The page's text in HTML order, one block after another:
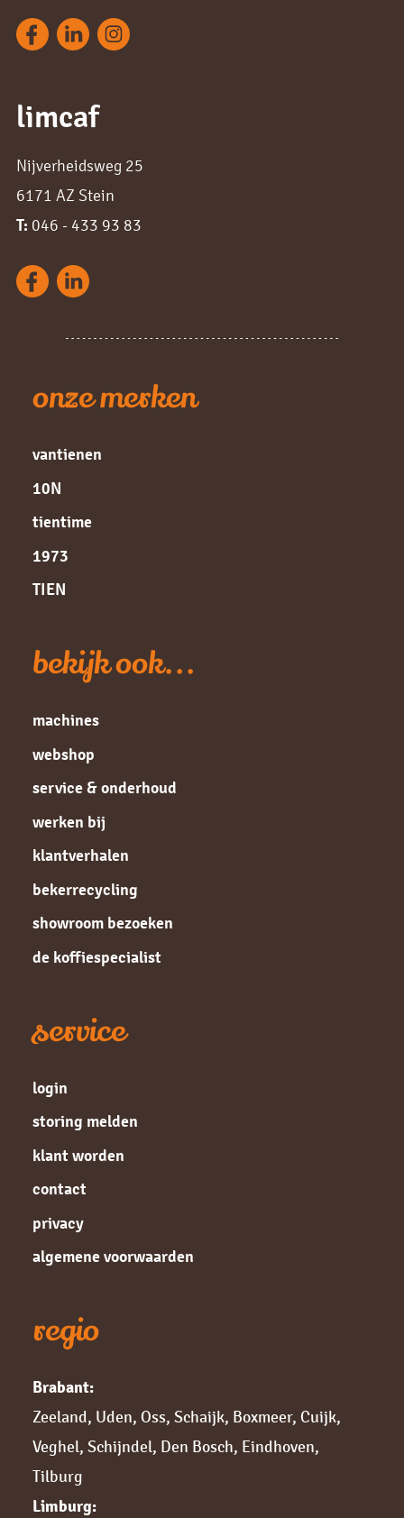
limcaf
Nijverheidsweg 25
6171 AZ Stein
T: 046 - 433 93 83
onze merken
vantienen
10N
tientime
1973
TIEN
bekijk ook...
machines
webshop
service & onderhoud
werken bij
klantverhalen
bekerrecycling
showroom bezoeken
de koffiespecialist
service
login
storing melden
klant worden
contact
privacy
algemene voorwaarden
regio
Brabant:
Zeeland, Uden, Oss, Schaijk, Boxmeer, Cuijk,
Veghel, Schijndel, Den Bosch, Eindhoven,
Tilburg
Limburg: